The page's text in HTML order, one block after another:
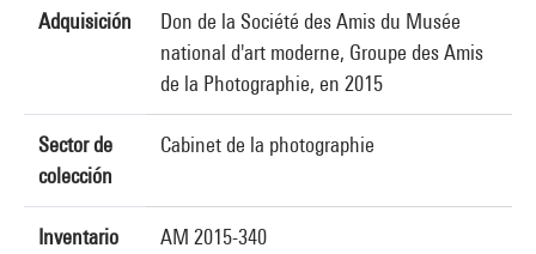
Adquisición
Don de la Société des Amis du Musée
national d'art moderne, Groupe des Amis
de la Photographie, en 2015
Sector de
colección
Cabinet de la photographie
Inventario AM 2015-340